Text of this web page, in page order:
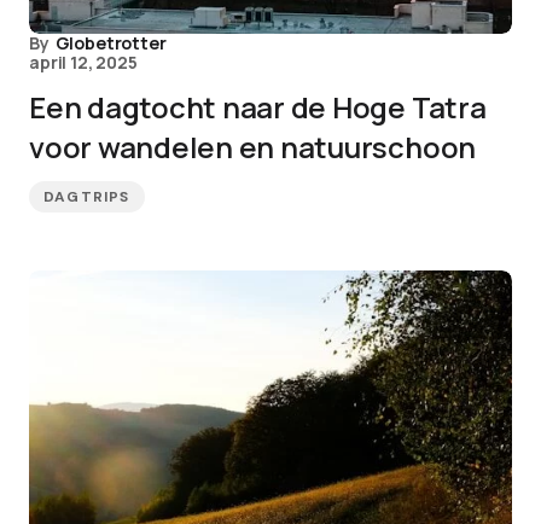
By Globetrotter
april 12, 2025
Een dagtocht naar de Hoge Tatra
voor wandelen en natuurschoon
DAGTRIPS